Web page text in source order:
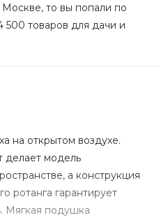
Москве, то вы попали по
500 товаров для дачи и
на открытом воздухе.
делает модель
а конструкция
ротанга гарантирует
Мягкая подушка